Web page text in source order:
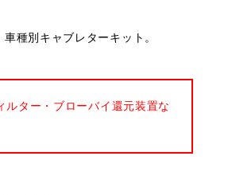
種別キャブレターキット。
ター・ブローバイ還元装置な